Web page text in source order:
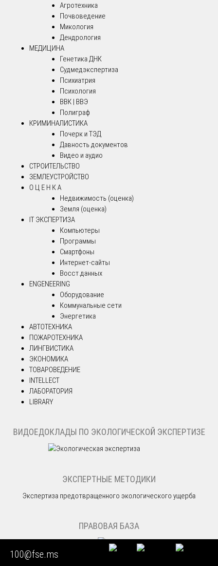
Агротехника
Почвоведение
Микология
Дендрология
МЕДИЦИНА
Генетика ДНК
Судмедэкспертиза
Психиатрия
Психология
ВВК | ВВЭ
Полиграф
КРИМИНАЛИСТИКА
Почерк и ТЭД
Давность документов
Видео и аудио
СТРОИТЕЛЬСТВО
ЗЕМЛЕУСТРОЙСТВО
О Ц Е Н К А
Недвижимость (оценка)
Земля (оценка)
IT ЭКСПЕРТИЗА
Компьютеры
Программы
Смартфоны
Интернет-сайты
Восст.данных
ENGENEERING
Оборудование
Коммунальные сети
Энергетика
АВТОТЕХНИКА
ПОЖАРОТЕХНИКА
ЛИНГВИСТИКА
ЭКОНОМИКА
ТОВАРОВЕДЕНИЕ
INTELLECT
ЛАБОРАТОРИЯ
LIBRARY
ВИДОЕДОКЛАДЫ ПО ЭКОЛОГИЧЕСКОЙ ЭКСПЕРТИЗЕ
ЭКСПЕРТНЫЕ МЕТОДИКИ
Экспертиза предотвращенного экологического ущерба
ПРАВОВАЯ БАЗА
100@fse.ms